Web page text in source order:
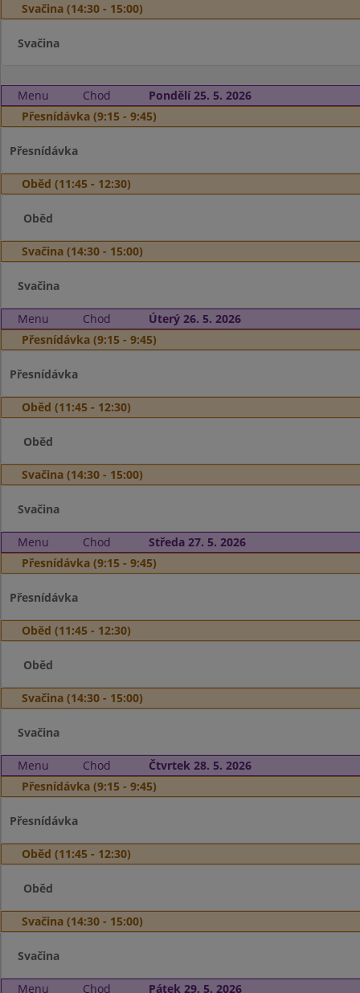
Svačina (14:30 - 15:00)
Svačina
Menu Chod
Pondělí 25. 5. 2026
Přesnídávka (9:15 - 9:45)
Přesnídávka
Oběd (11:45 - 12:30)
Oběd
Svačina (14:30 - 15:00)
Svačina
Menu Chod
Úterý 26. 5. 2026
Přesnídávka (9:15 - 9:45)
Přesnídávka
Oběd (11:45 - 12:30)
Oběd
Svačina (14:30 - 15:00)
Svačina
Menu Chod
Středa 27. 5. 2026
Přesnídávka (9:15 - 9:45)
Přesnídávka
Oběd (11:45 - 12:30)
Oběd
Svačina (14:30 - 15:00)
Svačina
Menu Chod
Čtvrtek 28. 5. 2026
Přesnídávka (9:15 - 9:45)
Přesnídávka
Oběd (11:45 - 12:30)
Oběd
Svačina (14:30 - 15:00)
Svačina
Menu Chod
Pátek 29. 5. 2026